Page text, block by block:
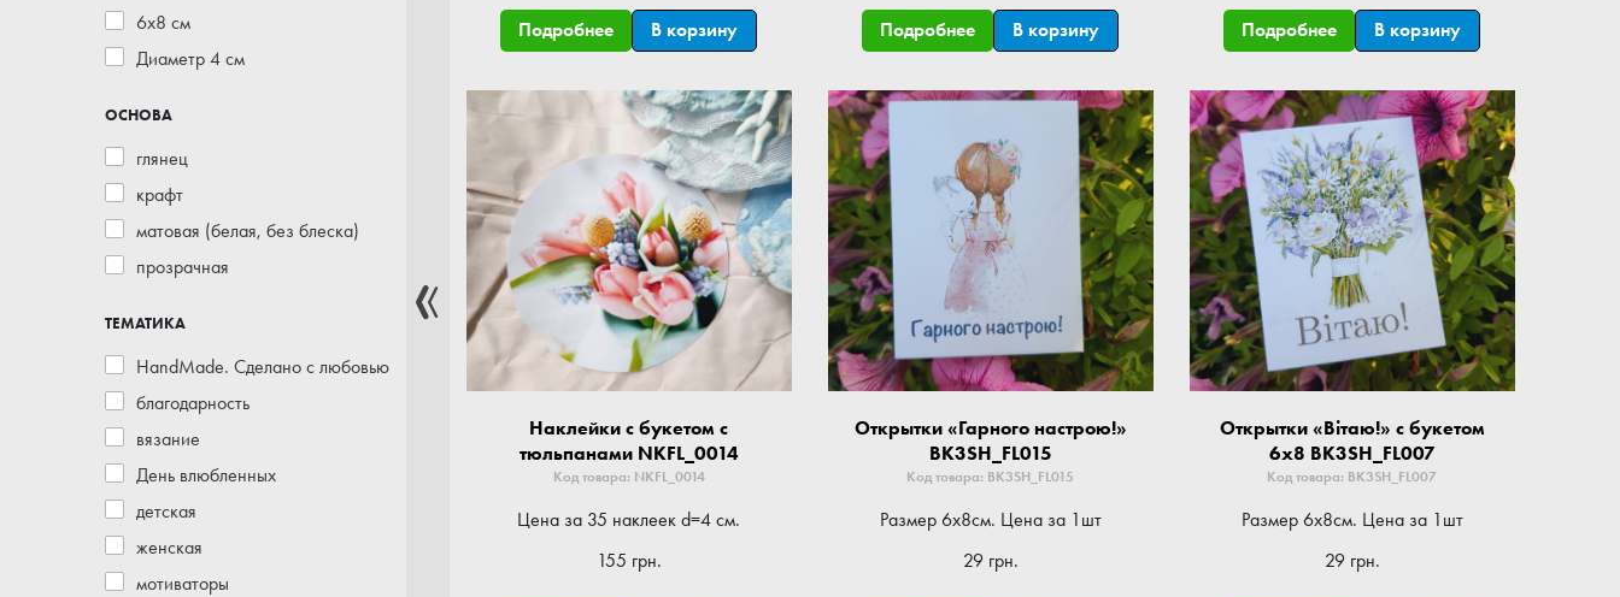
6x8 см
Диаметр 4 см
ОСНОВА
глянец
крафт
матовая (белая, без блеска)
прозрачная
ТЕМАТИКА
HandMade. Сделано с любовью
благодарность
вязание
День влюбленных
детская
женская
мотиваторы
Подробнее В корзину Подробнее В корзину Подробнее В корзину
Наклейки с букетом с
тюльпанами NKFL_0014
Код товара: NKFL_0014
Цена за 35 наклеек d=4 см.
155 грн.
Открытки «Гарного настрою!»
BK3SH_FL015
Код товара: BK3SH_FL015
Размер 6x8см. Цена за 1шт
29 грн.
Открытки «Вітаю!» с букетом
6x8 BK3SH_FL007
Код товара: BK3SH_FL007
Размер 6x8см. Цена за 1шт
29 грн.